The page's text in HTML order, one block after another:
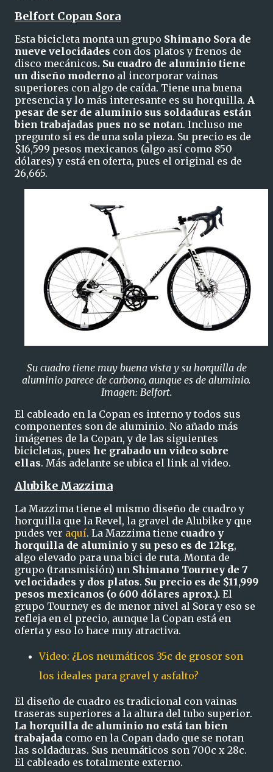
Belfort Copan Sora
Esta bicicleta monta un grupo Shimano Sora de
nueve velocidades con dos platos y frenos de
disco mecánicos. Su cuadro de aluminio tiene
un diseño moderno al incorporar vainas
superiores con algo de caída. Tiene una buena
presencia y lo más interesante es su horquilla. A
pesar de ser de aluminio sus soldaduras están
bien trabajadas pues no se notan. Incluso me
pregunto si es de una sola pieza. Su precio es de
$16,599 pesos mexicanos (algo así como 850
dólares) y está en oferta, pues el original es de
26,665.
Su cuadro tiene muy buena vista y su horquilla de
aluminio parece de carbono, aunque es de aluminio.
Imagen: Belfort.
El cableado en la Copan es interno y todos sus
componentes son de aluminio. No añado más
imágenes de la Copan, y de las siguientes
bicicletas, pues he grabado un video sobre
ellas. Más adelante se ubica el link al video.
Alubike Mazzima
La Mazzima tiene el mismo diseño de cuadro y
horquilla que la Revel, la gravel de Alubike y que
pudes ver aquí. La Mazzima tiene cuadro y
horquilla de aluminio y su peso es de 12kg,
algo elevado para una bici de ruta. Monta de
grupo (transmisión) un Shimano Tourney de 7
velocidades y dos platos. Su precio es de $11,999
pesos mexicanos (o 600 dólares aprox.). El
grupo Tourney es de menor nivel al Sora y eso se
refleja en el precio, aunque la Copan está en
oferta y eso lo hace muy atractiva.
Video: ¿Los neumáticos 35c de grosor son
los ideales para gravel y asfalto?
El diseño de cuadro es tradicional con vainas
traseras superiores a la altura del tubo superior.
La horquilla de aluminio no está tan bien
trabajada como en la Copan dado que se notan
las soldaduras. Sus neumáticos son 700c x 28c.
El cableado es totalmente externo.